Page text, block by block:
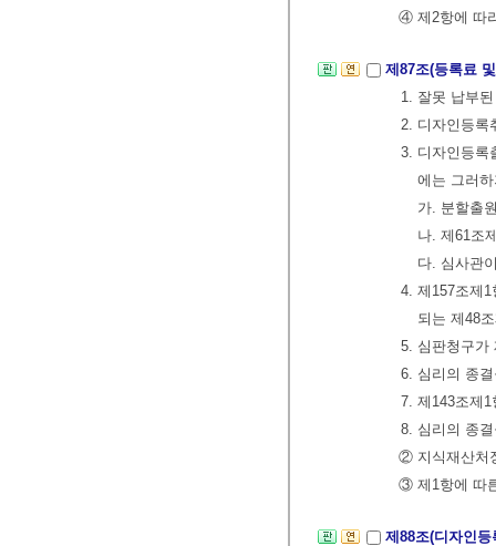
④ 제2항에 따
제87조(등록료
1. 잘못 납부
2. 디자인등록
3. 디자인등록
에는 그러
가. 분할출
나. 제61조
다. 심사관
4. 제157조제
되는 제48
5. 심판청구가
6. 심리의 종
7. 제143조제
8. 심리의 종
② 지식재산처
③ 제1항에 따
제88조(디자인